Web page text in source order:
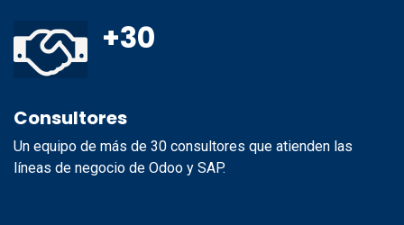
+30
Consultores
Un equipo de más de 30 consultores que atienden las
líneas de negocio de Odoo y SAP.